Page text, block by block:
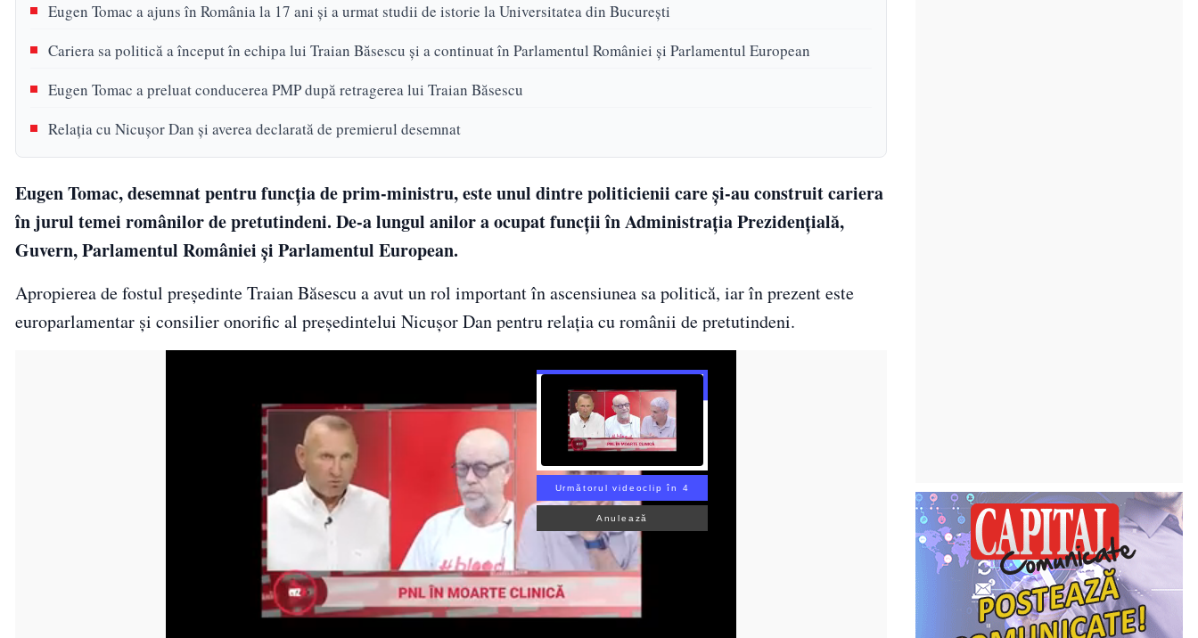
Eugen Tomac a ajuns în România la 17 ani și a urmat studii de istorie la Universitatea din București
Cariera sa politică a început în echipa lui Traian Băsescu și a continuat în Parlamentul României și Parlamentul European
Eugen Tomac a preluat conducerea PMP după retragerea lui Traian Băsescu
Relația cu Nicușor Dan și averea declarată de premierul desemnat
Eugen Tomac, desemnat pentru funcția de prim-ministru, este unul dintre politicienii care și-au construit cariera
în jurul temei românilor de pretutindeni. De-a lungul anilor a ocupat funcții în Administrația Prezidențială,
Guvern, Parlamentul României și Parlamentul European.
Apropierea de fostul președinte Traian Băsescu a avut un rol important în ascensiunea sa politică, iar în prezent este
europarlamentar și consilier onorific al președintelui Nicușor Dan pentru relația cu românii de pretutindeni.
Următorul videoclip în 3
Anulează